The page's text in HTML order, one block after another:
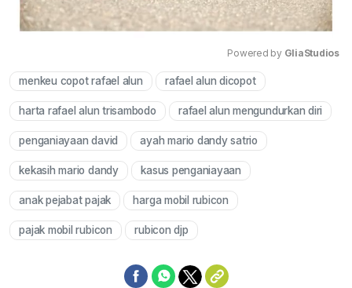
Powered by GliaStudios
menkeu copot rafael alun rafael alun dicopot
harta rafael alun trisambodo rafael alun mengundurkan diri
penganiayaan david ayah mario dandy satrio
kekasih mario dandy kasus penganiayaan
anak pejabat pajak harga mobil rubicon
pajak mobil rubicon rubicon djp